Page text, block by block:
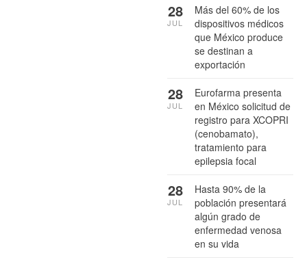
Más del 60% de los
dispositivos médicos
que México produce
se destinan a
exportación
28
JUL
Eurofarma presenta
en México solicitud de
registro para XCOPRI
(cenobamato),
tratamiento para
epilepsia focal
28
JUL
Hasta 90% de la
población presentará
algún grado de
enfermedad venosa
en su vida
28
JUL